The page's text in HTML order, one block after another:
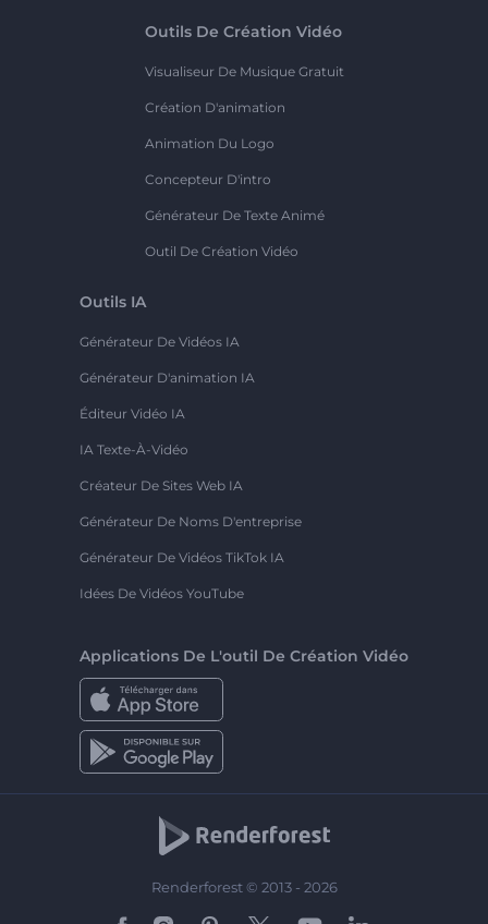
Outils De Création Vidéo
Visualiseur De Musique Gratuit
Création D'animation
Animation Du Logo
Concepteur D'intro
Générateur De Texte Animé
Outil De Création Vidéo
Outils IA
Générateur De Vidéos IA
Générateur D'animation IA
Éditeur Vidéo IA
IA Texte-À-Vidéo
Créateur De Sites Web IA
Générateur De Noms D'entreprise
Générateur De Vidéos TikTok IA
Idées De Vidéos YouTube
Applications De L'outil De Création Vidéo
Renderforest © 2013 - 2026